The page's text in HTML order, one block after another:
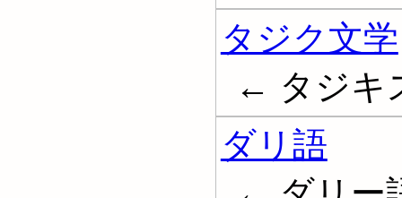
タジク文学
← タジキ
ダリ語